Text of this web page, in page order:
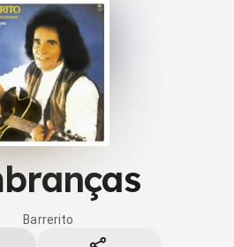
Barrerito